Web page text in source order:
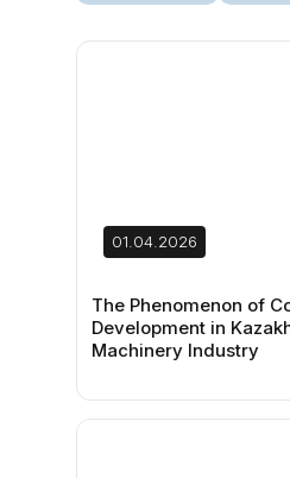
01.04.2026
The Phenomenon of
Development in
Machinery Industry